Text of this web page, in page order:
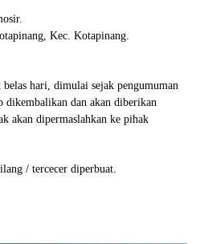
Kec. Kotapinang.
hari, dimulai sejak pengumuman
dikembalikan dan akan diberikan
akan dipermaslahkan ke pihak
/ tercecer diperbuat.